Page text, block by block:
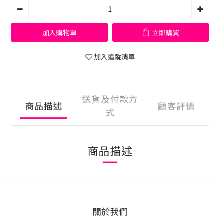
加入購物車 立即購買
加入追蹤清單
商品描述
送貨及付款方
式
顧客評價
商品描述
關於我們